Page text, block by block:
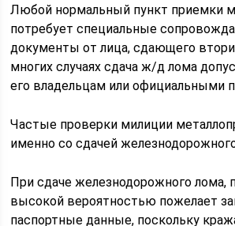
Любой нормальный пункт приемки
потребует специальные
документы от лица, сдающего
многих случаях сдача ж/д лома
его владельцам или официальными
Частые проверки милиции
именно со сдачей
При сдаче железнодорожного лома,
высокой вероятностью пожелает
паспортные данные, поскольку